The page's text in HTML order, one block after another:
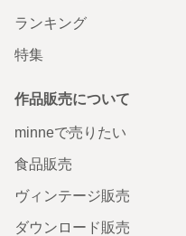
ランキング
特集
作品販売について
minneで売りたい
食品販売
ヴィンテージ販売
ダウンロード販売